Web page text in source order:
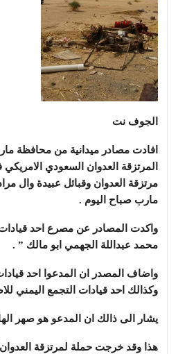
الجوف نت
افادت مصادر ميدانية من محافظة
المرتزقة العدوان السعودي
مرتزقة العدوان وقبائل عبيدة وال
مارب صباح اليوم .
واكدت المصادر عن مصرع احد قيادات
محمد عبداللة الجهمي ابو مالك ” .
واضاف المصدر ان المدعوا احد قيادات
وكذالك احد قيادات التجمع اليمني
يشار الى ذالك ان المدعو هو صهر
هذا وقد خرجت حملة لمرتزقة